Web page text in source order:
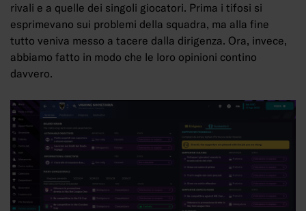
rivali e a quelle dei singoli giocatori. Prima i tifosi si
esprimevano sui problemi della squadra, ma alla fine
tutto veniva messo a tacere dalla dirigenza. Ora, invece,
abbiamo fatto in modo che le loro opinioni contino
davvero.